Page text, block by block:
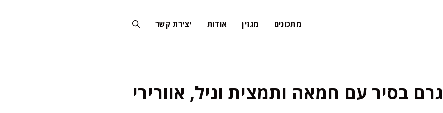
מתכונים מגזין אודות יצירת קשר
פודינג וניל 80 גרם בסיר עם חמאה ותמצית וניל, אוורירי